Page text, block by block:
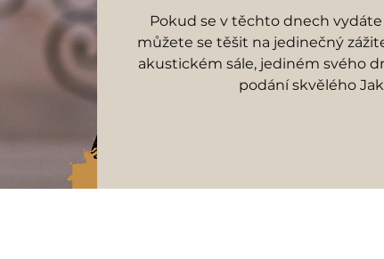
Pokud se v těchto dnech
můžete se těšit na jedinečný
akustickém sále, jediném svého
podání skvělého